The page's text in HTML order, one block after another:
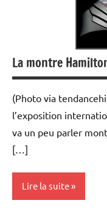
La montre
(Photo via
l’exposition
va un peu parler
[…]
Lire la suite